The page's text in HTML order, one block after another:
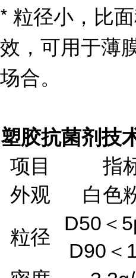
* 粒径小，比
效，可用于薄
场合。
塑胶抗菌剂技
项目
指
外观
白色
粒径
D50＜
D90＜